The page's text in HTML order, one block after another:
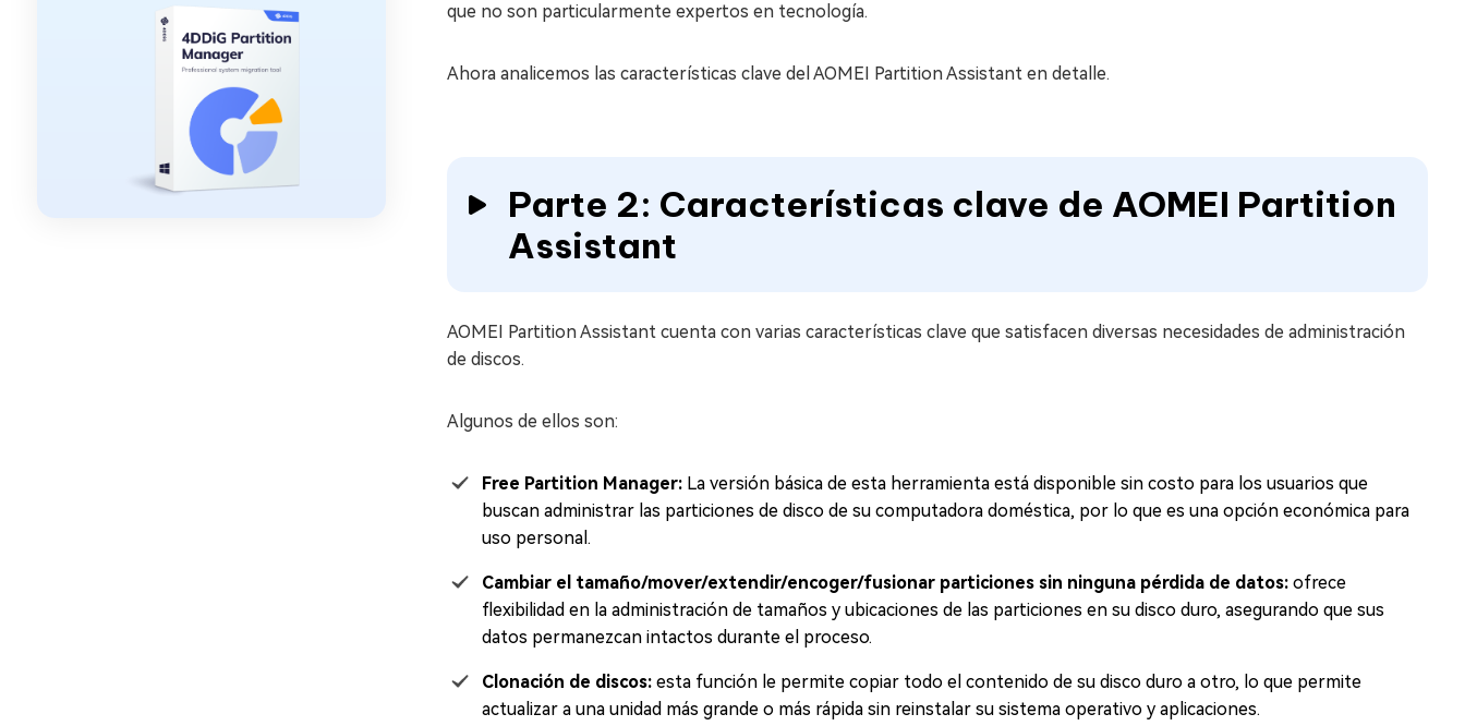
que no son particularmente expertos en tecnología.
Ahora analicemos las características clave del AOMEI Partition Assistant en detalle.
Parte 2: Características clave de AOMEI Partition
Assistant
AOMEI Partition Assistant cuenta con varias características clave que satisfacen diversas necesidades de administración
de discos.
Algunos de ellos son:
Free Partition Manager: La versión básica de esta herramienta está disponible sin costo para los usuarios que
buscan administrar las particiones de disco de su computadora doméstica, por lo que es una opción económica para
uso personal.
Cambiar el tamaño/mover/extendir/encoger/fusionar particiones sin ninguna pérdida de datos: ofrece
flexibilidad en la administración de tamaños y ubicaciones de las particiones en su disco duro, asegurando que sus
datos permanezcan intactos durante el proceso.
Clonación de discos: esta función le permite copiar todo el contenido de su disco duro a otro, lo que permite
actualizar a una unidad más grande o más rápida sin reinstalar su sistema operativo y aplicaciones.